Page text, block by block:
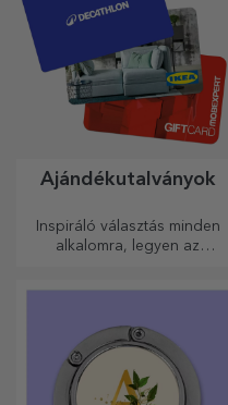
Ajándékutalványok
Inspiráló választás minden
alkalomra, legyen az